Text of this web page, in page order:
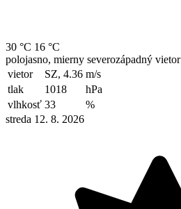
30 °C 16 °C
polojasno, mierny severozápadný vietor
vietor
SZ, 4.36 m/s
tlak
1018
hPa
vlhkosť 33
%
streda 12. 8. 2026